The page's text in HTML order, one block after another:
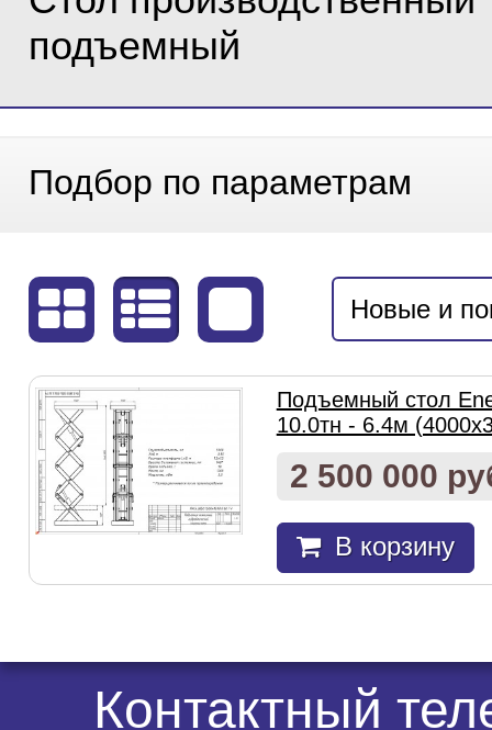
подъемный
Подбор по параметрам
Новые и
Подъемный стол
10.0тн - 6.4м
2 500 000
В корзину
Контактный